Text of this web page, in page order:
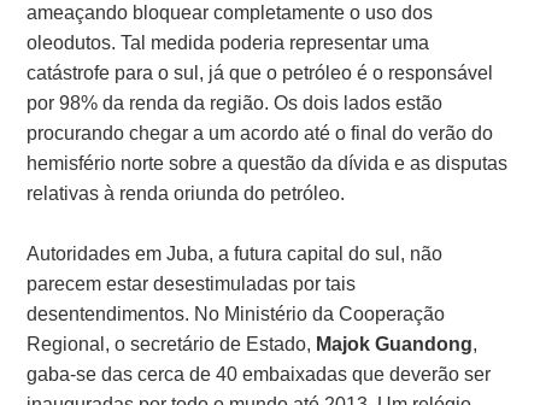
ameaçando bloquear completamente o uso dos
oleodutos. Tal medida poderia representar uma
catástrofe para o sul, já que o petróleo é o responsável
por 98% da renda da região. Os dois lados estão
procurando chegar a um acordo até o final do verão do
hemisfério norte sobre a questão da dívida e as disputas
relativas à renda oriunda do petróleo.
Autoridades em Juba, a futura capital do sul, não
parecem estar desestimuladas por tais
desentendimentos. No Ministério da Cooperação
Regional, o secretário de Estado, Majok Guandong,
gaba-se das cerca de 40 embaixadas que deverão ser